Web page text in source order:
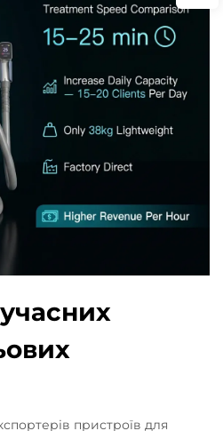
пристроїв для